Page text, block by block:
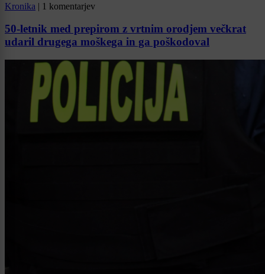
Kronika | 1 komentarjev
50-letnik med prepirom z vrtnim orodjem večkrat
udaril drugega moškega in ga poškodoval